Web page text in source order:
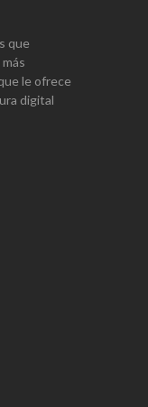
que
le ofrece
digital